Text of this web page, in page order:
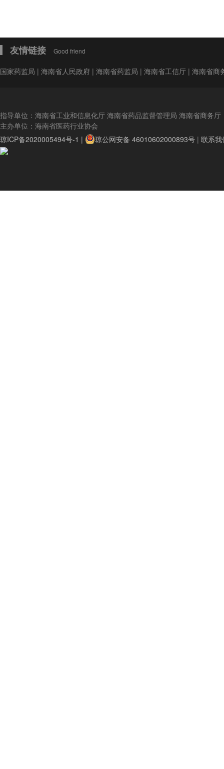
友情链接 Good friend
国家药监局 | 海南省人民政府 | 海南省药监局 | 海南省工信厅 | 海南省商
指导单位：海南省工业和信息化厅 海南省药品监督管理局 海南省商务厅
主办单位：海南省医药行业协会
琼ICP备2020005494号-1 |
琼公网安备 46010602000893号 | 联系我